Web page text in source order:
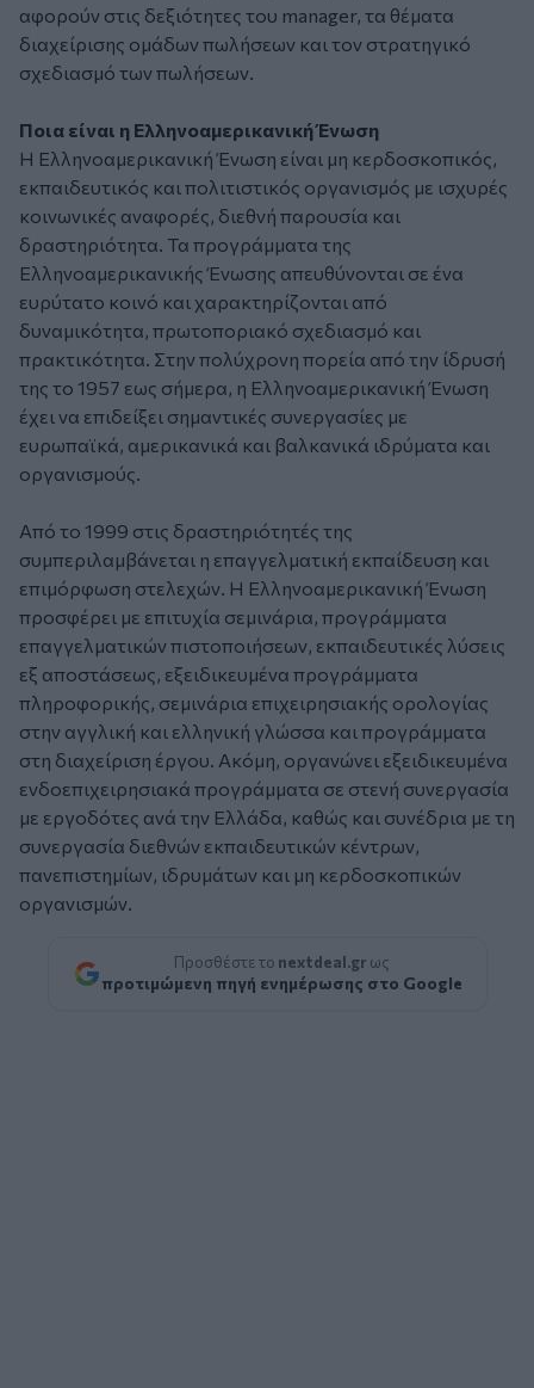
αφορούν στις δεξιότητες του manager, τα θέματα
διαχείρισης ομάδων πωλήσεων και τον στρατηγικό
σχεδιασμό των πωλήσεων.
Ποια είναι η Ελληνοαμερικανική Ένωση
Η Ελληνοαμερικανική Ένωση είναι μη κερδοσκοπικός,
εκπαιδευτικός και πολιτιστικός οργανισμός με ισχυρές
κοινωνικές αναφορές, διεθνή παρουσία και
δραστηριότητα. Τα προγράμματα της
Ελληνοαμερικανικής Ένωσης απευθύνονται σε ένα
ευρύτατο κοινό και χαρακτηρίζονται από
δυναμικότητα, πρωτοποριακό σχεδιασμό και
πρακτικότητα. Στην πολύχρονη πορεία από την ίδρυσή
της το 1957 εως σήμερα, η Ελληνοαμερικανική Ένωση
έχει να επιδείξει σημαντικές συνεργασίες με
ευρωπαϊκά, αμερικανικά και βαλκανικά ιδρύματα και
οργανισμούς.
Από το 1999 στις δραστηριότητές της
συμπεριλαμβάνεται η επαγγελματική εκπαίδευση και
επιμόρφωση στελεχών. Η Ελληνοαμερικανική Ένωση
προσφέρει με επιτυχία σεμινάρια, προγράμματα
επαγγελματικών πιστοποιήσεων, εκπαιδευτικές λύσεις
εξ αποστάσεως, εξειδικευμένα προγράμματα
πληροφορικής, σεμινάρια επιχειρησιακής ορολογίας
στην αγγλική και ελληνική γλώσσα και προγράμματα
στη διαχείριση έργου. Ακόμη, οργανώνει εξειδικευμένα
ενδοεπιχειρησιακά προγράμματα σε στενή συνεργασία
με εργοδότες ανά την Ελλάδα, καθώς και συνέδρια με τη
συνεργασία διεθνών εκπαιδευτικών κέντρων,
πανεπιστημίων, ιδρυμάτων και μη κερδοσκοπικών
οργανισμών.
Προσθέστε το nextdeal.gr ως
προτιμώμενη πηγή ενημέρωσης στο Google